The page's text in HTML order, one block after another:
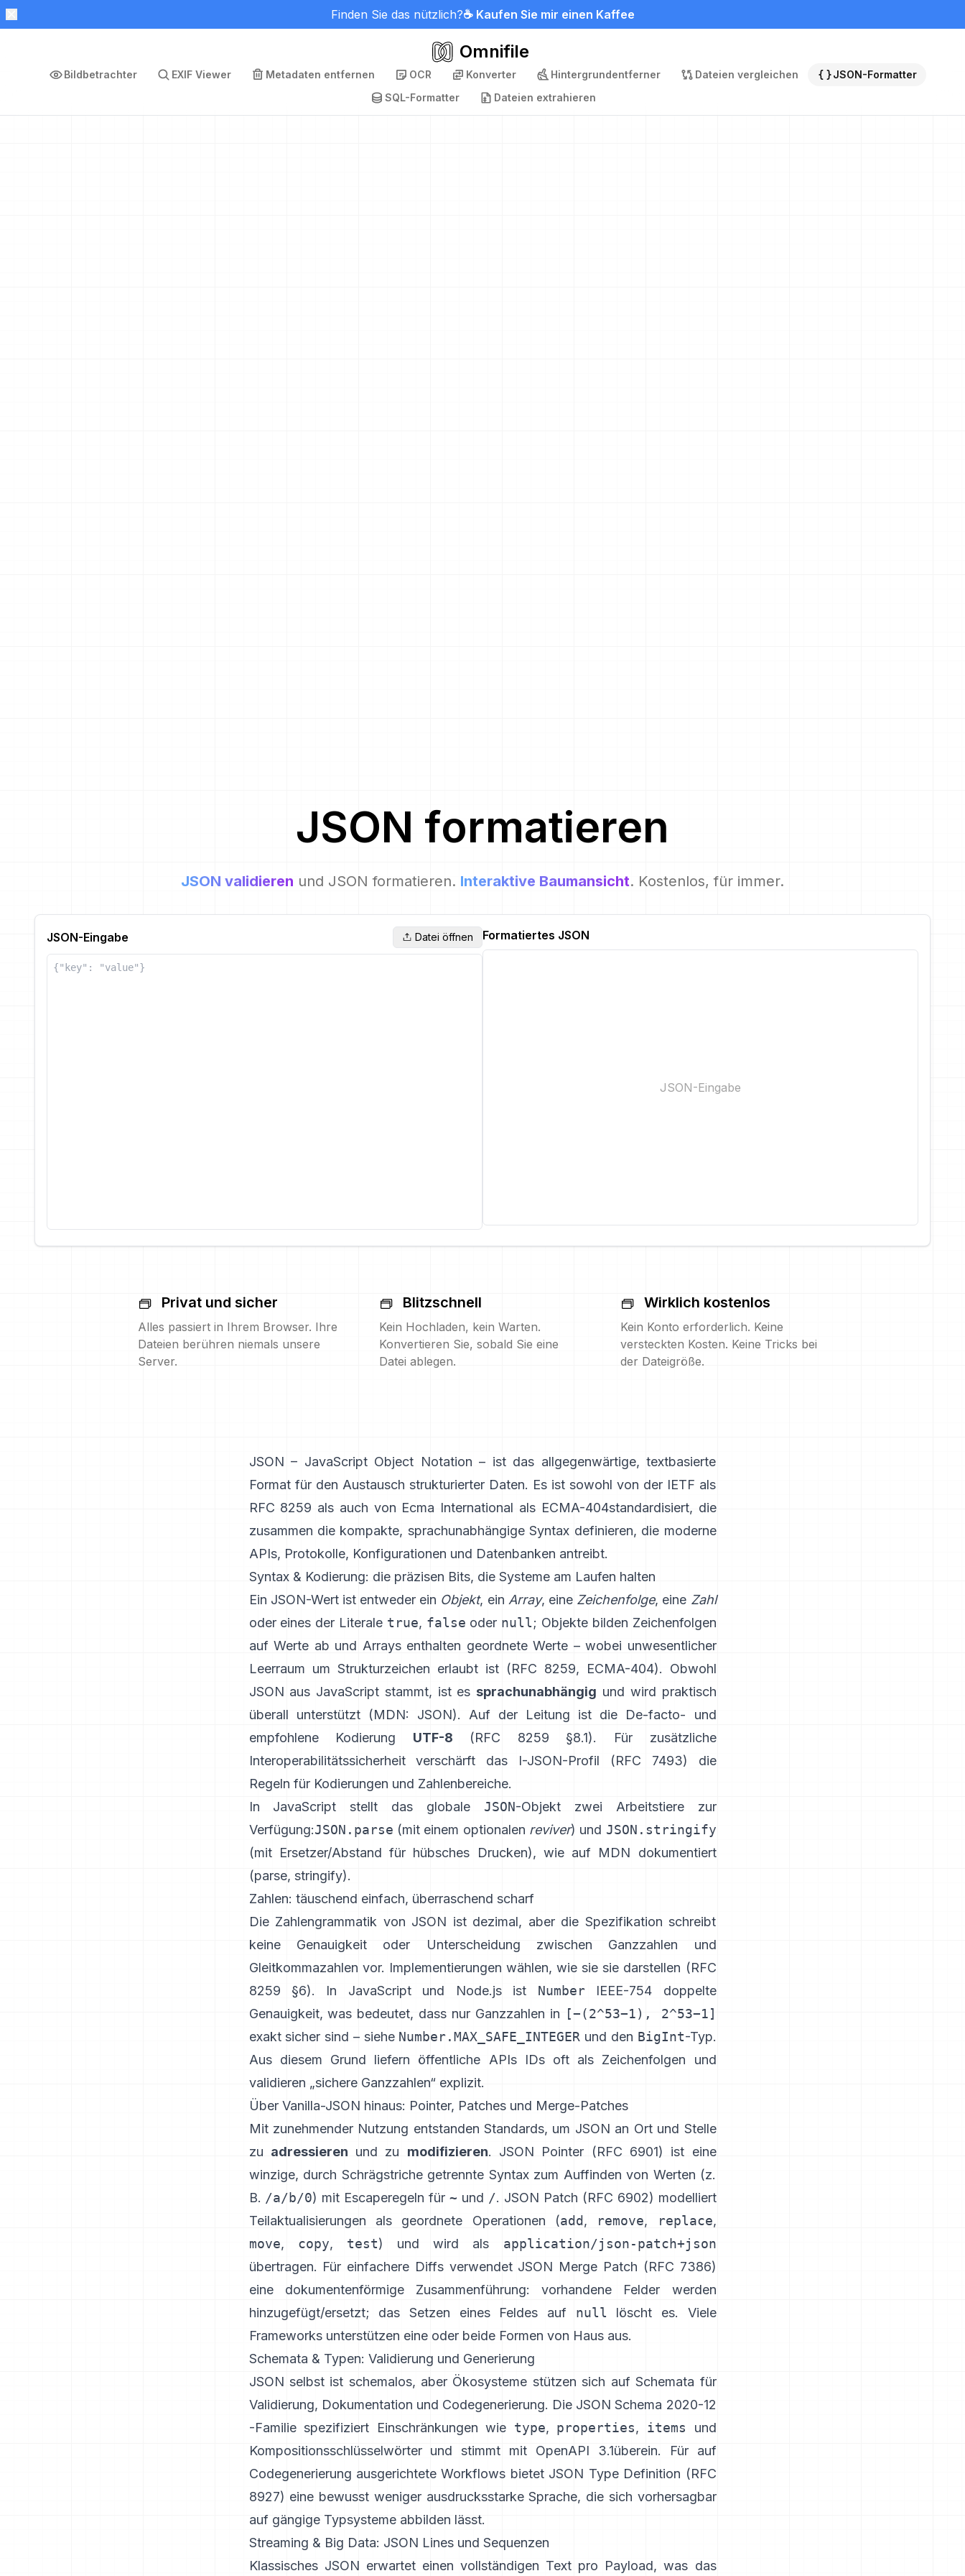
Finden Sie das nützlich?☕ Kaufen Sie mir einen Kaffee
Omnifile
Bildbetrachter EXIF Viewer Metadaten entfernen OCR Konverter Hintergrundentferner Dateien vergleichen
JSON-Formatter
SQL-Formatter
Dateien extrahieren
JSON formatieren
JSON validieren und JSON formatieren. Interaktive Baumansicht. Kostenlos, für immer.
JSON-Eingabe Datei öffnen Formatiertes JSON
JSON-Eingabe
Privat und sicher
Alles passiert in Ihrem Browser. Ihre
Dateien berühren niemals unsere
Server.
Blitzschnell
Kein Hochladen, kein Warten.
Konvertieren Sie, sobald Sie eine
Datei ablegen.
Wirklich kostenlos
Kein Konto erforderlich. Keine
versteckten Kosten. Keine Tricks bei
der Dateigröße.
JSON – JavaScript Object Notation – ist das allgegenwärtige, textbasierte
Format für den Austausch strukturierter Daten. Es ist sowohl von der IETF als
RFC 8259 als auch von Ecma International als ECMA-404standardisiert, die
zusammen die kompakte, sprachunabhängige Syntax definieren, die moderne
APIs, Protokolle, Konfigurationen und Datenbanken antreibt.
Syntax & Kodierung: die präzisen Bits, die Systeme am Laufen halten
Ein JSON-Wert ist entweder ein Objekt, ein Array, eine Zeichenfolge, eine Zahl
oder eines der Literale true, false oder null; Objekte bilden Zeichenfolgen
auf Werte ab und Arrays enthalten geordnete Werte – wobei unwesentlicher
Leerraum um Strukturzeichen erlaubt ist (RFC 8259, ECMA-404). Obwohl
JSON aus JavaScript stammt, ist es sprachunabhängig und wird praktisch
überall unterstützt (MDN: JSON). Auf der Leitung ist die De-facto- und
empfohlene Kodierung
UTF-8 (RFC 8259 §8.1). Für zusätzliche
Interoperabilitätssicherheit verschärft das
I-JSON-Profil (RFC 7493)
die
Regeln für Kodierungen und Zahlenbereiche.
In JavaScript stellt das globale JSON-Objekt zwei Arbeitstiere zur
Verfügung:JSON.parse (mit einem optionalen reviver) und JSON.stringify
(mit Ersetzer/Abstand für hübsches Drucken), wie auf MDN dokumentiert
(parse, stringify).
Zahlen: täuschend einfach, überraschend scharf
Die Zahlengrammatik von JSON ist dezimal, aber die Spezifikation schreibt
keine Genauigkeit oder Unterscheidung zwischen Ganzzahlen und
Gleitkommazahlen vor. Implementierungen wählen, wie sie sie darstellen (RFC
8259 §6). In JavaScript und Node.js ist NumberIEEE-754 doppelte
Genauigkeit, was bedeutet, dass nur Ganzzahlen in
[−(2^53−1), 2^53−1]
exakt sicher sind – siehe Number.MAX_SAFE_INTEGER und den BigInt-Typ.
Aus diesem Grund liefern öffentliche APIs IDs oft als Zeichenfolgen und
validieren „sichere Ganzzahlen“ explizit.
Über Vanilla-JSON hinaus: Pointer, Patches und Merge-Patches
Mit zunehmender Nutzung entstanden Standards, um JSON an Ort und Stelle
zu adressieren und zu modifizieren. JSON Pointer (RFC 6901)
ist eine
winzige, durch Schrägstriche getrennte Syntax zum Auffinden von Werten (z.
B. /a/b/0) mit Escaperegeln für ~ und /. JSON Patch (RFC 6902) modelliert
Teilaktualisierungen als geordnete Operationen (add, remove, replace,
move, copy, test) und wird als
application/json-patch+json
übertragen. Für einfachere Diffs verwendet JSON Merge Patch (RFC 7386)
eine dokumentenförmige Zusammenführung: vorhandene Felder werden
hinzugefügt/ersetzt; das Setzen eines Feldes auf null
löscht es. Viele
Frameworks unterstützen eine oder beide Formen von Haus aus.
Schemata & Typen: Validierung und Generierung
JSON selbst ist schemalos, aber Ökosysteme stützen sich auf Schemata für
Validierung, Dokumentation und Codegenerierung. Die JSON Schema 2020-12
-Familie spezifiziert Einschränkungen wie type, properties, items und
Kompositionsschlüsselwörter und stimmt mit
OpenAPI 3.1überein. Für auf
Codegenerierung ausgerichtete Workflows bietet JSON Type Definition (RFC
8927) eine bewusst weniger ausdrucksstarke Sprache, die sich vorhersagbar
auf gängige Typsysteme abbilden lässt.
Streaming & Big Data: JSON Lines und Sequenzen
Klassisches JSON erwartet einen vollständigen Text pro Payload, was das